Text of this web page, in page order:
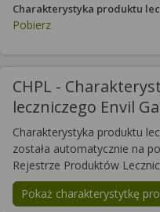
Charakterystyka produktu
Pobierz
CHPL -
leczniczego Envil
Charakterystyka produktu
została automatycznie na
Rejestrze Produktów
Pokaż charakterystytkę